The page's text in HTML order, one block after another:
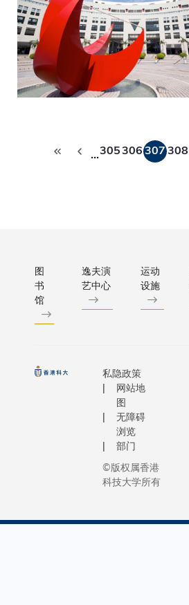
分
页
…305306 307308
图
书
馆
逸夫演
艺中心
运动
设施
私隐政策
网站地
图
无障碍
浏览
部门
©版权属香港
科技大学所有